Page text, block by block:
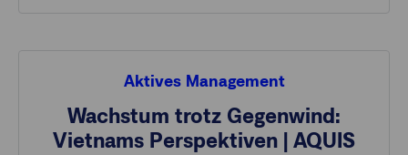
Aktives Management
Wachstum trotz Gegenwind:
Vietnams Perspektiven | AQUIS